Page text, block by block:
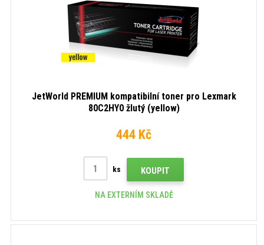
JetWorld PREMIUM kompatibilní toner pro Lexmark
80C2HY0 žlutý (yellow)
444 Kč
ks KOUPIT
NA EXTERNÍM SKLADĚ